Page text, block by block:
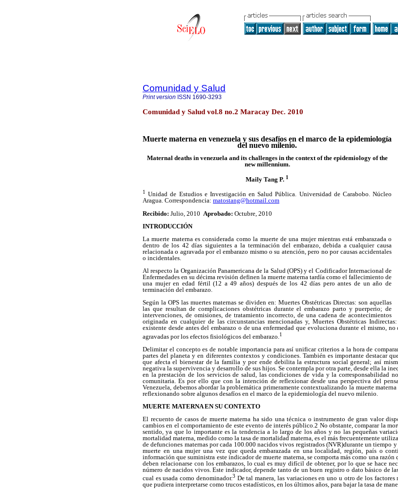
Comunidad y Salud
Print version ISSN 1690-3293
Comunidad y Salud vol.8 no.2 Maracay Dec. 2010
Muerte materna en venezuela y sus desafíos en el marco de la epidemiología
del nuevo milenio.
Maternal deaths in venezuela and its challenges in the context of the epidemiology of the
new millennium.
Maily Tang P. 1
1Unidad de Estudios e Investigación en Salud Pública. Universidad de Carabobo. Núcleo
Aragua. Correspondencia: matostang@hotmail.com
Recibido: Julio, 2010 Aprobado: Octubre, 2010
INTRODUCCIÓN
La muerte materna es considerada como la muerte de una mujer mientras está embarazada o
dentro de los 42 días siguientes a la terminación del embarazo, debida a cualquier causa
relacionada o agravada por el embarazo mismo o su atención, pero no por causas accidentales
o incidentales.
Al respecto la Organización Panamericana de la Salud (OPS) y el Codificador Internacional de
Enfermedades en su décima revisión definen la muerte materna tardía como el fallecimiento de
una mujer en edad fértil (12 a 49 años) después de los 42 días pero antes de un año de
terminación del embarazo.
Según la OPS las muertes maternas se dividen en: Muertes Obstétricas Directas: son aquellas
las que resultan de complicaciones obstétricas durante el embarazo parto y puerperio; de
intervenciones, de omisiones, de tratamiento incorrecto, de una cadena de acontecimientos
originada en cualquier de las circunstancias mencionadas y, Muertes Obstétricas
existente desde antes del embarazo o de una enfermedad que evoluciona durante el mismo, no
agravadas por los efectos fisiológicos del embarazo. 1
Delimitar el concepto es de notable importancia para así unificar criterios a la hora de
partes del planeta y en diferentes contextos y condiciones. También es importante destacar
que afecta el bienestar de la familia y por ende debilita la estructura social general; así
negativa la supervivencia y desarrollo de sus hijos. Se contempla por otra parte, desde ella la
en la prestación de los servicios de salud, las condiciones de vida y la corresponsabilidad
comunitaria. Es por ello que con la intención de reflexionar desde una perspectiva del
Venezuela, debemos abordar la problemática primeramente contextualizando la muerte
reflexionando sobre algunos desafíos en el marco de la epidemiología del nuevo milenio.
MUERTE MATERNA EN SU CONTEXTO
El recuento de casos de muerte materna ha sido una técnica o instrumento de gran valor
cambios en el comportamiento de este evento de interés público.2 No obstante, comparar la
sentido, ya que lo importante es la tendencia a lo largo de los años y no las pequeñas
mortalidad materna, medido como la tasa de mortalidad materna, es el más frecuentemente
de defunciones maternas por cada 100.000 nacidos vivos registrados (NVR)durante un tiempo
muerte en una mujer una vez que queda embarazada en una localidad, región, país o
información que suministra este indicador de muerte materna, se comporta más como una razón
deben relacionarse con los embarazos, lo cual es muy difícil de obtener, por lo que se hace
número de nacidos vivos. Este indicador, depende tanto de un buen registro o dato básico de
cual es usada como denominador.3 De tal manera, las variaciones en uno u otro de los
que pudiera interpretarse como trucos estadísticos, en los últimos años, para bajar la tasa de